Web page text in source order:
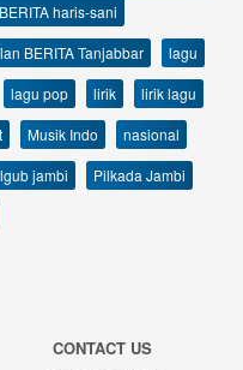
haris-sani
BERITA Tanjabbar
lagu
lagu pop lirik
lirik lagu
Musik Indo
nasional
jambi
Pilkada Jambi
CONTACT US